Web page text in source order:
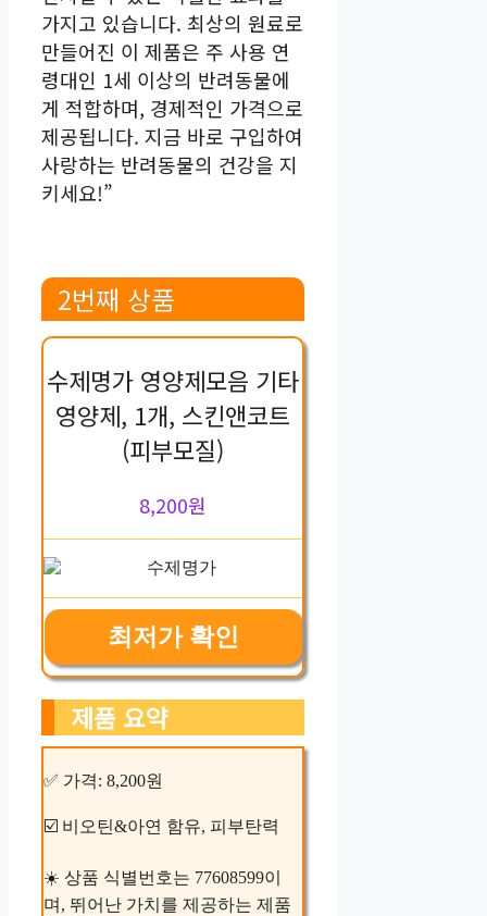
가지고 있습니다. 최상의 원료로
만들어진 이 제품은 주 사용 연
령대인 1세 이상의 반려동물에
게 적합하며, 경제적인 가격으로
제공됩니다. 지금 바로 구입하여
사랑하는 반려동물의 건강을 지
키세요!”
2번째 상품
수제명가 영양제모음 기타
영양제, 1개, 스킨앤코트
(피부모질)
8,200원
최저가 확인
제품 요약
✅ 가격: 8,200원
☑️ 비오틴&아연 함유, 피부탄력
☀️ 상품 식별번호는 77608599이
며, 뛰어난 가치를 제공하는 제품